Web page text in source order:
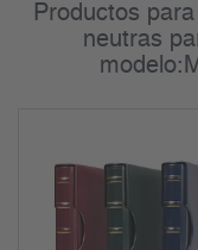
Productos
neutras